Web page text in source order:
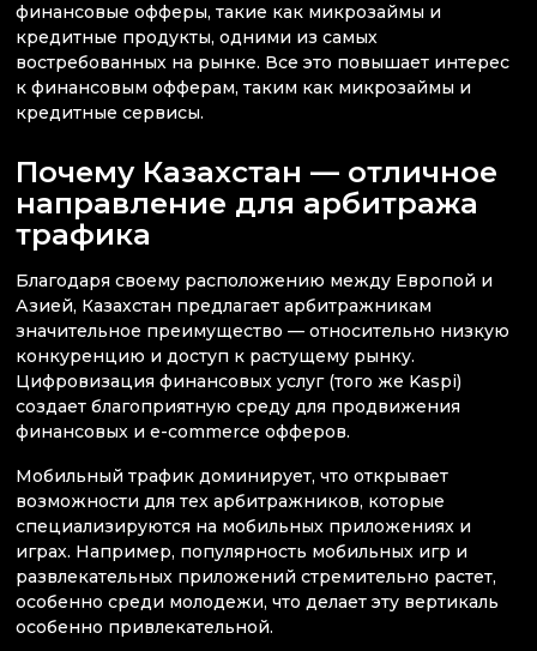
финансовые офферы, такие как микрозаймы и
кредитные продукты, одними из самых
востребованных на рынке. Все это повышает интерес
к финансовым офферам, таким как микрозаймы и
кредитные сервисы.
Почему Казахстан — отличное
направление для арбитража
трафика
Благодаря своему расположению между Европой и
Азией, Казахстан предлагает арбитражникам
значительное преимущество — относительно низкую
конкуренцию и доступ к растущему рынку.
Цифровизация финансовых услуг (того же Kaspi)
создает благоприятную среду для продвижения
финансовых и e-commerce офферов.
Мобильный трафик доминирует, что открывает
возможности для тех арбитражников, которые
специализируются на мобильных приложениях и
играх. Например, популярность мобильных игр и
развлекательных приложений стремительно растет,
особенно среди молодежи, что делает эту вертикаль
особенно привлекательной.